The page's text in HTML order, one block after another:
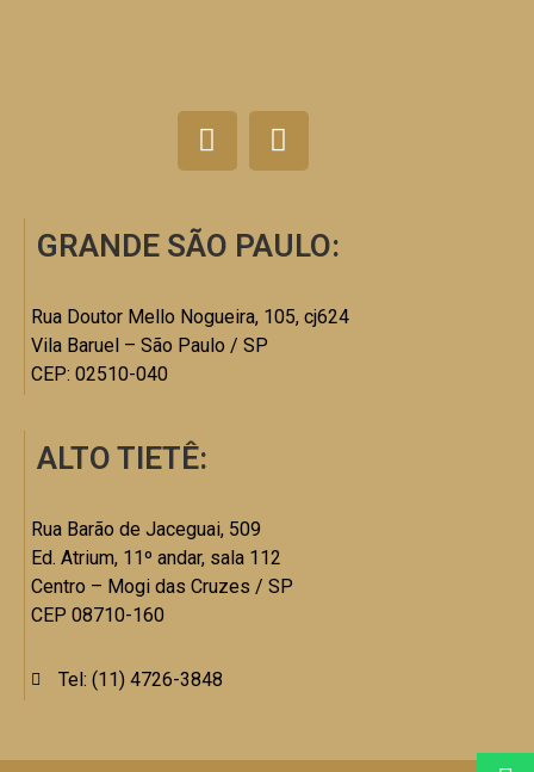
GRANDE SÃO PAULO:
Rua Doutor Mello Nogueira, 105, cj624
Vila Baruel – São Paulo / SP
CEP: 02510-040
ALTO TIETÊ:
Rua Barão de Jaceguai, 509
Ed. Atrium, 11º andar, sala 112
Centro – Mogi das Cruzes / SP
CEP 08710-160
Tel: (11) 4726-3848